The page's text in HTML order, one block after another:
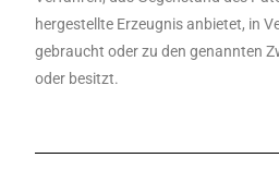
hergestellte Erzeugnis anbietet, in
gebraucht oder zu den genannten
oder besitzt.